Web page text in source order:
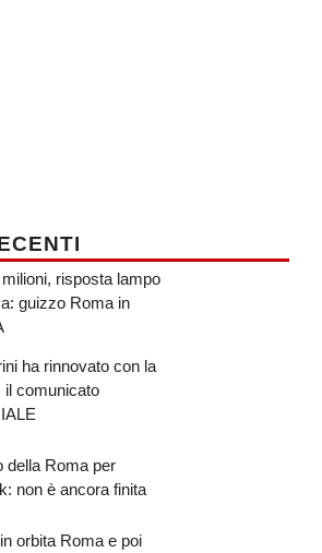
risposta lampo
guizzo Roma in
ha rinnovato con la
il comunicato
della Roma per
non è ancora finita
orbita Roma e poi